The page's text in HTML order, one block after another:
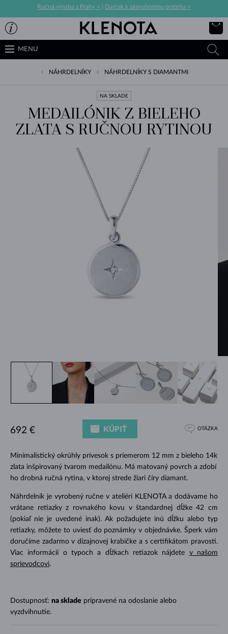
Ručná výroba z Prahy > Darček k zásnubnému prsteňu >
MENU
NÁHRDELNÍKY NÁHRDELNÍKY S DIAMANTMI
NA SKLADE
MEDAILÓNIK Z BIELEHO
ZLATA S RUČNOU RYTINOU
Minimalistický okrúhly prívesok s priemerom 12 mm z bieleho 14k
zlata inšpirovaný tvarom medailónu. Má matovaný povrch a zdobí
ho drobná ručná rytina, v ktorej strede žiari číry diamant.
Náhrdelník je vyrobený ručne v ateliéri KLENOTA a dodávame ho
vrátane retiazky z rovnakého kovu v štandardnej dĺžke 42 cm
(pokiaľ nie je uvedené inak). Ak požadujete inú dĺžku alebo typ
retiazky, môžete to uviesť do poznámky v objednávke. Šperk vám
doručíme zadarmo v dizajnovej krabičke a s certifikátom pravosti.
Viac informácií o typoch a dĺžkach retiazok nájdete v našom
sprievodcovi.
Dostupnosť: na sklade pripravené na odoslanie alebo
vyzdvihnutie.
692 € KÚPIŤ OTÁZKA